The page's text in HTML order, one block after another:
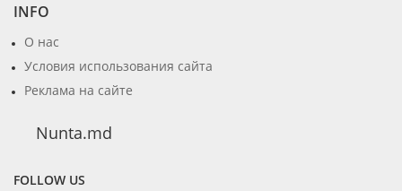
INFO
О нас
Условия использования сайта
Реклама на сайте
Nunta.md
FOLLOW US